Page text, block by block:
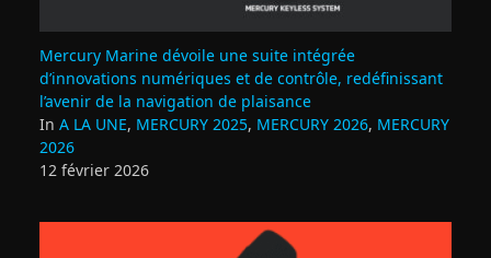
Mercury Marine dévoile une suite intégrée
d’innovations numériques et de contrôle, redéfinissant
l’avenir de la navigation de plaisance
In A LA UNE, MERCURY 2025, MERCURY 2026, MERCURY
2026
12 février 2026